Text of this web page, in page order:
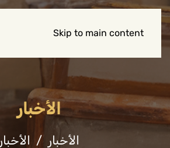
Skip to main content
الأخبار
الأخبار الأخبار